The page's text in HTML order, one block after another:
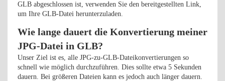
GLB abgeschlossen ist, verwenden Sie den bereitgestellten Link,
um Ihre GLB-Datei herunterzuladen.
Wie lange dauert die Konvertierung meiner
JPG-Datei in GLB?
Unser Ziel ist es, alle JPG-zu-GLB-Dateikonvertierungen so
schnell wie möglich durchzuführen. Dies sollte etwa 5 Sekunden
dauern. Bei größeren Dateien kann es jedoch auch länger dauern.